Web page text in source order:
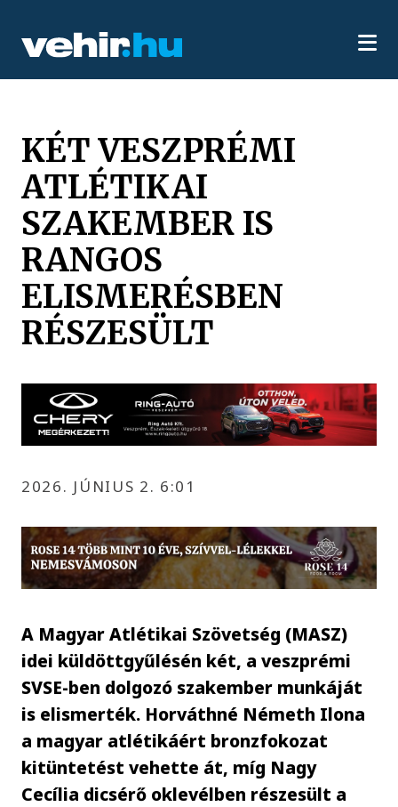
KÉT VESZPRÉMI
ATLÉTIKAI
SZAKEMBER IS
RANGOS
ELISMERÉSBEN
RÉSZESÜLT
2026. JÚNIUS 2. 6:01
A Magyar Atlétikai Szövetség (MASZ)
idei küldöttgyűlésén két, a veszprémi
SVSE-ben dolgozó szakember munkáját
is elismerték. Horváthné Németh Ilona
a magyar atlétikáért bronzfokozat
kitüntetést vehette át, míg Nagy
Cecília dicsérő oklevélben részesült a